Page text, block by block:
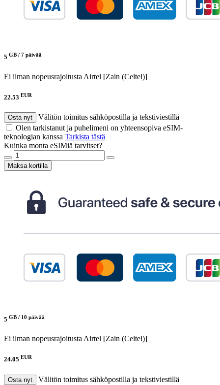
5 GB / 7 päivää
Ei ilman nopeusrajoitusta Airtel [Zain (Celtel)]
22.53 EUR
Osta nyt
Välitön toimitus sähköpostilla ja tekstiviestillä
Olen tarkistanut ja puhelimeni on yhteensopiva eSIM-
teknologian kanssa Tarkista tästä
Kuinka monta eSIMiä tarvitset?
Maksa kortilla
5 GB / 10 päivää
Ei ilman nopeusrajoitusta Airtel [Zain (Celtel)]
24.05 EUR
Osta nyt
Välitön toimitus sähköpostilla ja tekstiviestillä